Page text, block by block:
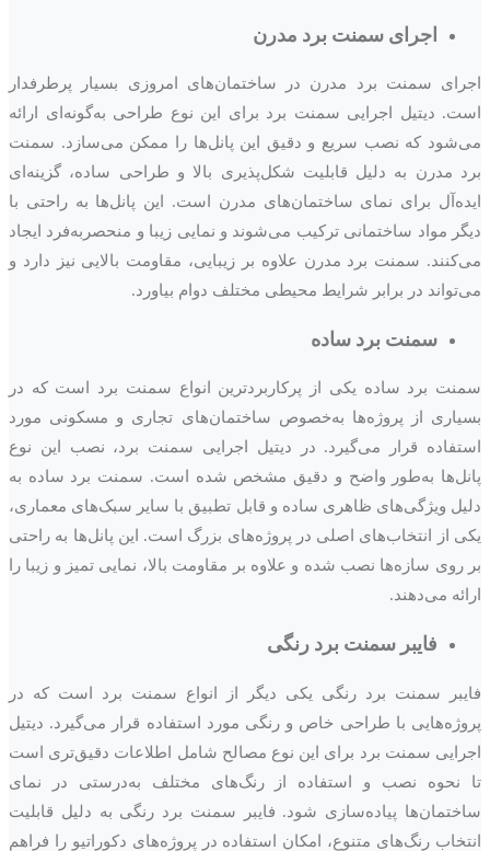
اجرای سمنت برد مدرن
اجرای سمنت برد مدرن در ساختمان‌های امروزی بسیار پرطرفدار
است. دیتیل اجرایی سمنت برد برای این نوع طراحی به‌گونه‌ای ارائه
می‌شود که نصب سریع و دقیق این پانل‌ها را ممکن می‌سازد. سمنت
برد مدرن به دلیل قابلیت شکل‌پذیری بالا و طراحی ساده، گزینه‌ای
ایده‌آل برای نمای ساختمان‌های مدرن است. این پانل‌ها به راحتی با
دیگر مواد ساختمانی ترکیب می‌شوند و نمایی زیبا و منحصربه‌فرد ایجاد
می‌کنند. سمنت برد مدرن علاوه بر زیبایی، مقاومت بالایی نیز دارد و
می‌تواند در برابر شرایط محیطی مختلف دوام بیاورد.
سمنت برد ساده
سمنت برد ساده یکی از پرکاربردترین انواع سمنت برد است که در
بسیاری از پروژه‌ها به‌خصوص ساختمان‌های تجاری و مسکونی مورد
استفاده قرار می‌گیرد. در دیتیل اجرایی سمنت برد، نصب این نوع
پانل‌ها به‌طور واضح و دقیق مشخص شده است. سمنت برد ساده به
دلیل ویژگی‌های ظاهری ساده و قابل تطبیق با سایر سبک‌های معماری،
یکی از انتخاب‌های اصلی در پروژه‌های بزرگ است. این پانل‌ها به راحتی
بر روی سازه‌ها نصب شده و علاوه بر مقاومت بالا، نمایی تمیز و زیبا را
ارائه می‌دهند.
فایبر سمنت برد رنگی
فایبر سمنت برد رنگی یکی دیگر از انواع سمنت برد است که در
پروژه‌هایی با طراحی خاص و رنگی مورد استفاده قرار می‌گیرد. دیتیل
اجرایی سمنت برد برای این نوع مصالح شامل اطلاعات دقیق‌تری است
تا نحوه نصب و استفاده از رنگ‌های مختلف به‌درستی در نمای
ساختمان‌ها پیاده‌سازی شود. فایبر سمنت برد رنگی به دلیل قابلیت
انتخاب رنگ‌های متنوع، امکان استفاده در پروژه‌های دکوراتیو را فراهم